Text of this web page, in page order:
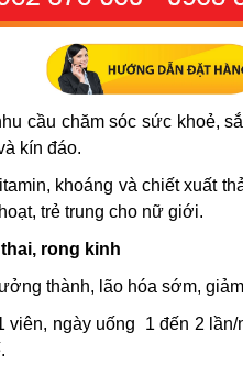
cầu chăm sóc sức khoẻ,
kín đáo.
khoáng và chiết xuất
trẻ trung cho nữ giới.
rong kinh
thành, lão hóa sớm,
viên, ngày uống 1 đến 2